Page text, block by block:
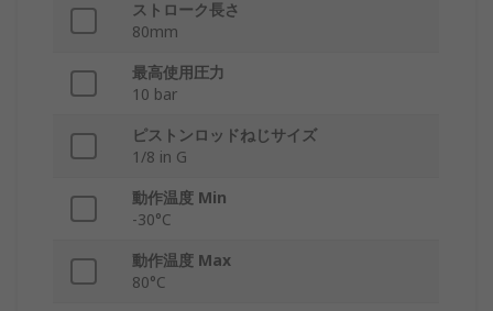
ストローク長さ
80mm
最高使用圧力
10 bar
ピストンロッドねじサイズ
1/8 in G
動作温度 Min
-30°C
動作温度 Max
80°C